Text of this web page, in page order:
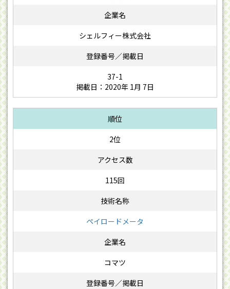
シェルフィー株式会社
37-1
掲載日：2020年 1月 7日
2位
115回
ペイロードメータ
コマツ